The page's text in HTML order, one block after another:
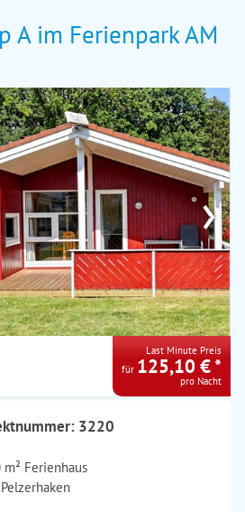
A im Ferienpark AM
›
Last Minute Preis
für 125,10 € *
pro Nacht
3220
m² Ferienhaus